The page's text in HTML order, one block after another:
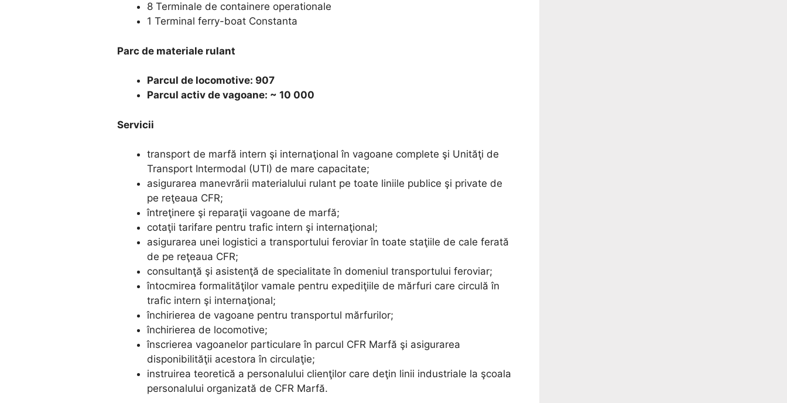
8 Terminale de containere operationale
1 Terminal ferry-boat Constanta
Parc de materiale rulant
Parcul de locomotive: 907
Parcul activ de vagoane: ~ 10 000
Servicii
transport de marfă intern şi internaţional în vagoane complete şi Unităţi de
Transport Intermodal (UTI) de mare capacitate;
asigurarea manevrării materialului rulant pe toate liniile publice şi private de
pe reţeaua CFR;
întreţinere şi reparaţii vagoane de marfă;
cotaţii tarifare pentru trafic intern şi internaţional;
asigurarea unei logistici a transportului feroviar în toate staţiile de cale ferată
de pe reţeaua CFR;
consultanţă şi asistenţă de specialitate în domeniul transportului feroviar;
întocmirea formalităţilor vamale pentru expediţiile de mărfuri care circulă în
trafic intern şi internaţional;
închirierea de vagoane pentru transportul mărfurilor;
închirierea de locomotive;
înscrierea vagoanelor particulare în parcul CFR Marfă şi asigurarea
disponibilităţii acestora în circulaţie;
instruirea teoretică a personalului clienţilor care deţin linii industriale la şcoala
personalului organizată de CFR Marfă.